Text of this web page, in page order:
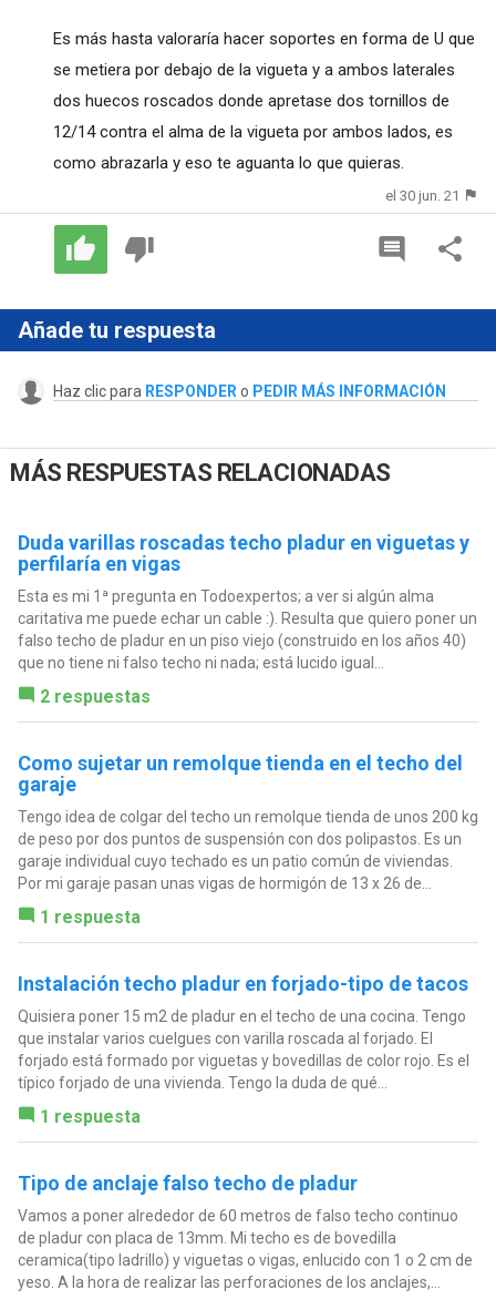
Es más hasta valoraría hacer soportes en forma de U que
se metiera por debajo de la vigueta y a ambos laterales
dos huecos roscados donde apretase dos tornillos de
12/14 contra el alma de la vigueta por ambos lados, es
como abrazarla y eso te aguanta lo que quieras.
el 30 jun. 21
Añade tu respuesta
Haz clic para RESPONDER o PEDIR MÁS INFORMACIÓN
MÁS RESPUESTAS RELACIONADAS
Duda varillas roscadas techo pladur en viguetas y
perfilaría en vigas
Esta es mi 1ª pregunta en Todoexpertos; a ver si algún alma
caritativa me puede echar un cable :). Resulta que quiero poner un
falso techo de pladur en un piso viejo (construido en los años 40)
que no tiene ni falso techo ni nada; está lucido igual...
2 respuestas
Como sujetar un remolque tienda en el techo del
garaje
Tengo idea de colgar del techo un remolque tienda de unos 200 kg
de peso por dos puntos de suspensión con dos polipastos. Es un
garaje individual cuyo techado es un patio común de viviendas.
Por mi garaje pasan unas vigas de hormigón de 13 x 26 de...
1 respuesta
Instalación techo pladur en forjado-tipo de tacos
Quisiera poner 15 m2 de pladur en el techo de una cocina. Tengo
que instalar varios cuelgues con varilla roscada al forjado. El
forjado está formado por viguetas y bovedillas de color rojo. Es el
típico forjado de una vivienda. Tengo la duda de qué...
1 respuesta
Tipo de anclaje falso techo de pladur
Vamos a poner alrededor de 60 metros de falso techo continuo
de pladur con placa de 13mm. Mi techo es de bovedilla
ceramica(tipo ladrillo) y viguetas o vigas, enlucido con 1 o 2 cm de
yeso. A la hora de realizar las perforaciones de los anclajes,...